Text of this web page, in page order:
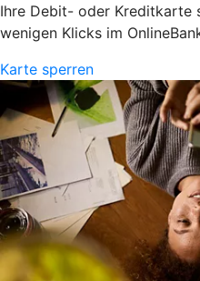
Ihre Debit- oder Kreditkarte
wenigen Klicks im
Karte sperren